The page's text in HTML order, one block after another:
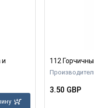
и
112
3.50 GBP